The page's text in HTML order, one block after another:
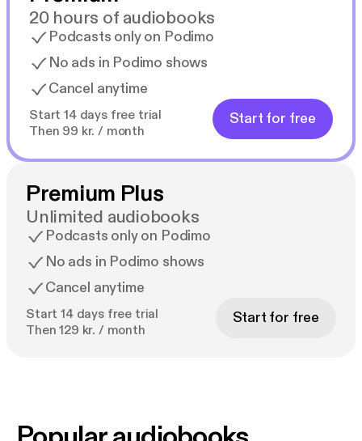
20 hours of audiobooks
Podcasts only on Podimo
No ads in Podimo shows
Cancel anytime
Start 14 days free trial
Then 99 kr. / month
Start for free
Premium Plus
Unlimited audiobooks
Podcasts only on Podimo
No ads in Podimo shows
Cancel anytime
Start 14 days free trial
Then 129 kr. / month
Start for free